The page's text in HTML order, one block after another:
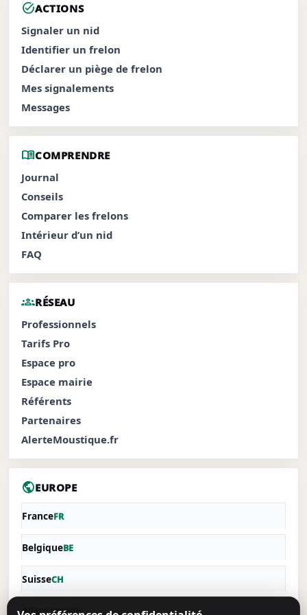
task_altACTIONS
Signaler un nid
Identifier un frelon
Déclarer un piège de frelon
Mes signalements
Messages
menu_bookCOMPRENDRE
Journal
Conseils
Comparer les frelons
Intérieur d’un nid
FAQ
groupsRÉSEAU
Professionnels
Tarifs Pro
Espace pro
Espace mairie
Référents
Partenaires
AlerteMoustique.fr
publicEUROPE
FranceFR
BelgiqueBE
SuisseCH
AllemagneDE